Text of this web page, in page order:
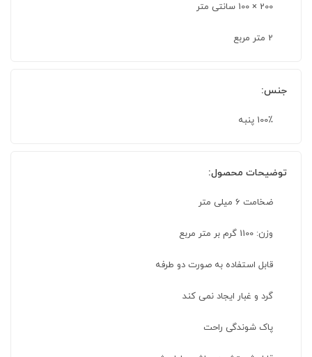
200 × 100 سانتی متر
2 متر مربع
جنس:
100٪ پنبه
توضیحات محصول:
ضخامت 6 میلی متر
وزن: 1100 گرم بر متر مربع
قابل استفاده به صورت دو طرفه
گرد و غبار ایجاد نمی کند
پاک شوندگی راحت